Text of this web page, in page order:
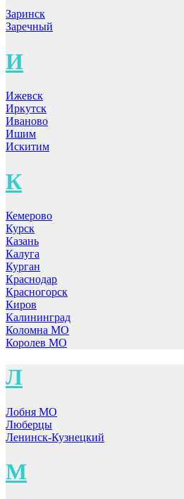
Заринск
Заречный
И
Ижевск
Иркутск
Иваново
Ишим
Искитим
К
Кемерово
Курск
Казань
Калуга
Курган
Краснодар
Красногорск
Киров
Калининград
Коломна МО
Королев МО
Л
Лобня МО
Люберцы
Ленинск-Кузнецкий
М